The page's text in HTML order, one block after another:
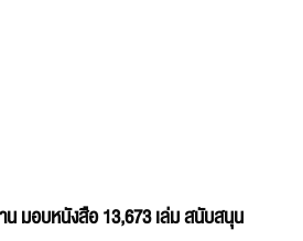
มอบหนังสือ 13,673 เล่ม สนับสนุน